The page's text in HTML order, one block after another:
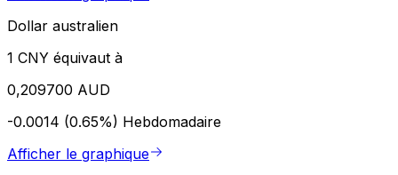
Dollar australien
1 CNY équivaut à
0,209700 AUD
-0.0014 (0.65%) Hebdomadaire
Afficher le graphique